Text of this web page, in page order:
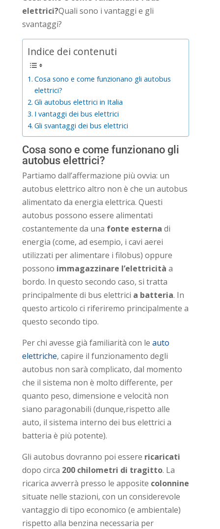
elettrici?Quali sono i vantaggi e gli
svantaggi?
Indice dei contenuti
Cosa sono e come funzionano gli autobus
elettrici?
Gli autobus elettrici in Italia
I vantaggi dei bus elettrici
Gli svantaggi dei bus elettrici
Cosa sono e come funzionano gli
autobus elettrici?
Partiamo dall’affermazione più ovvia: un
autobus elettrico altro non è che un autobus
alimentato da energia elettrica. Questi
autobus possono essere alimentati
costantemente da una fonte esterna di
energia (come, ad esempio, i cavi aerei
utilizzati per alimentare i filobus) oppure
possono immagazzinare l’elettricità a
bordo. In questo secondo caso, si tratta
principalmente di bus elettrici a batteria. In
questo articolo ci riferiremo principalmente a
questo secondo tipo.
Per chi avesse già familiarità con le auto
elettriche, capire il funzionamento degli
autobus non sarà complicato, dal momento
che il sistema non è molto differente, per
quanto peso, dimensione e velocità non
siano paragonabili (dunque,rispetto alle
auto, il sistema interno dei bus elettrici a
batteria è più potente).
Gli autobus dovranno poi essere ricaricati
dopo circa 200 chilometri di tragitto. La
ricarica avverrà presso le apposite colonnine
situate nelle stazioni, con un considerevole
vantaggio di tipo economico (e ambientale)
rispetto alla benzina necessaria per